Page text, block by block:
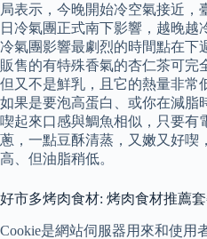
局表示，今晚開始冷空氣接近，
日冷氣團正式南下影響，越晚越
冷氣團影響最劇烈的時間點在
販售的有特殊香氣的杏仁茶可完
但又不是鮮乳，且它的熱量非常
如果是要泡高蛋白、或你在減脂
喫起來口感與鯛魚相似，只要有
蔥，一點豆酥清蒸，又嫩又好喫
高、但油脂稍低。
好市多烤肉食材: 烤肉食材推薦
Cookie是網站伺服器用來和使用